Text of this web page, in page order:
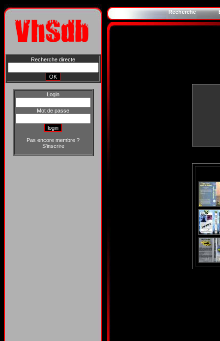
Recherche directe
Login
Mot de passe
Pas encore membre ?
S'inscrire
Recherche